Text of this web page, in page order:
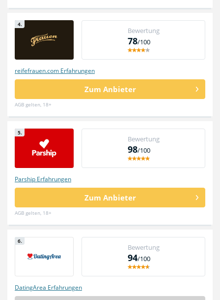
4.
Bewertung
78/100
reifefrauen.com Erfahrungen
Zum Anbieter
AGB gelten, 18+
5.
Bewertung
98/100
Parship Erfahrungen
Zum Anbieter
AGB gelten, 18+
6.
Bewertung
94/100
DatingArea Erfahrungen